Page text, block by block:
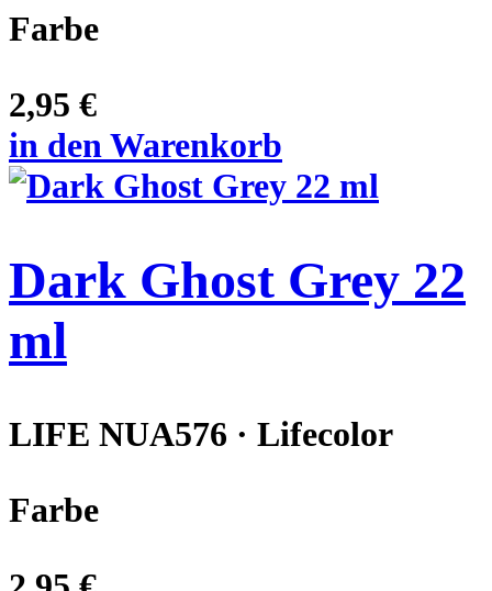
Farbe
2,95 €
in den Warenkorb
Dark Ghost Grey 22
ml
LIFE NUA576 · Lifecolor
Farbe